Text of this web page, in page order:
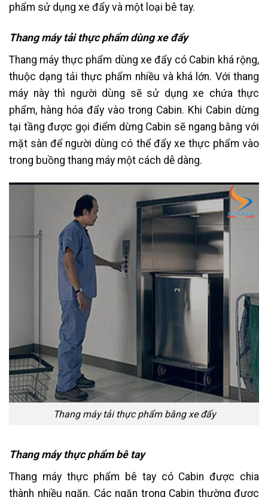
phẩm sử dụng xe đẩy và một loại bê tay.
Thang máy tải thực phẩm dùng xe đẩy
Thang máy thực phẩm dùng xe đẩy có Cabin khá rộng,
thuộc dạng tải thực phẩm nhiều và khá lớn. Với thang
máy này thì người dùng sẽ sử dụng xe chứa thực
phẩm, hàng hóa đẩy vào trong Cabin. Khi Cabin dừng
tại tầng được gọi điểm dừng Cabin sẽ ngang bằng với
mặt sàn để người dùng có thể đẩy xe thực phẩm vào
trong buồng thang máy một cách dễ dàng.
Thang máy tải thực phẩm bằng xe đẩy
Thang máy thực phẩm bê tay
Thang máy thực phẩm bê tay có Cabin được chia
thành nhiều ngăn. Các ngăn trong Cabin thường được